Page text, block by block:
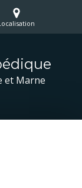
et Marne